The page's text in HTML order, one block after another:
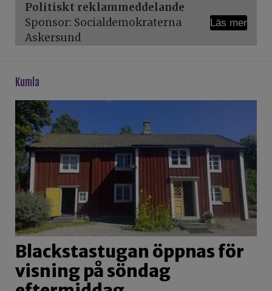
Politiskt reklammeddelande
Sponsor: Socialdemokraterna
Askersund
Läs mer
kumla
Blackstastugan öppnas för
visning på söndag